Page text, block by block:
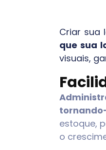
Criar sua
que sua
visuais,
estoque,
o